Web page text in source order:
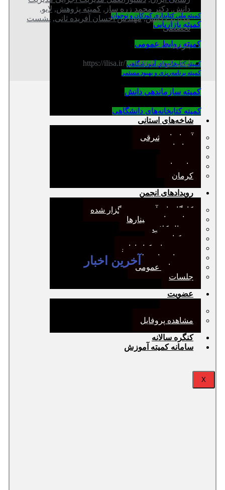
کمیته ملی کتابداری کودکان و نوجوان
کمیته بازاریابی
کمیته روابط عمومی
كميته كتابخانه‌هاي آموزشگاهي
کمیته برنامه‌ریزی و بهبود مستمر
کمیته سازماندهی دانش
کمیته کتابخانه‌های دانشگاهی
شاخه‌های استانی
آذربایجان شرقی
خراسان
مازندران
کرمان
رویدادهای انجمن
کارگاههای آموزشی برگزار شده
همایش‌ها و سمینارها
ژورنال کلاب
نقد کتاب
دورهمی‌های کتابدارانه
سخنرانی‌های علمی
مجمع‌های عمومی
جلسات
عضویت
مشاهده پروفایل
کنگره سالانه
سامانه کمیته آموزش
X
دانش, دکتر محمد زره ساز , کمیته پژوهش, لایو,
مدیریت دانش,مهندس احسان آفریده ثانی, نشست
تخصصی
بازدید: 215
لینک کوتاه: https://ilisa.ir/?p=4504
آخرین اخبار